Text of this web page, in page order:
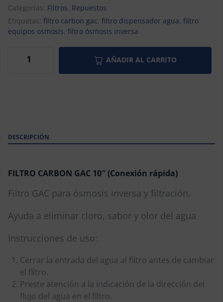
Categorías: Filtros, Repuestos
Etiquetas: filtro carbon gac, filtro dispensador agua, filtro
equipos osmosis, filtro ósmosis inversa
AÑADIR AL CARRITO
DESCRIPCIÓN
FILTRO CARBON GAC 10″ (Conexión rápida)
Filtro GAC para ósmosis inversa y filtración.
Ayuda a eliminar cloro, sabor y olor del agua
Instrucciones de uso:
Cerrar la entrada del agua al filtro antes de cambiar
el filtro.
Preste atención a la indicación de la dirección del
flujo del agua en el filtro.